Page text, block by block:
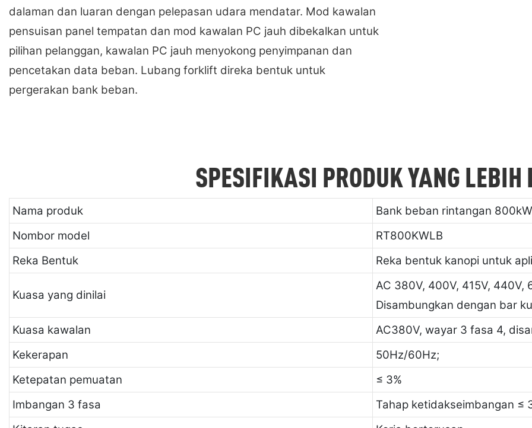
dalaman dan luaran dengan pelepasan udara mendatar. Mod kawalan
pensuisan panel tempatan dan mod kawalan PC jauh dibekalkan untuk
pilihan pelanggan, kawalan PC jauh menyokong penyimpanan dan
pencetakan data beban. Lubang forklift direka bentuk untuk
pergerakan bank beban.
SPESIFIKASI PRODUK YANG
Nama produk
Bank beban rintangan
Nombor model
RT800KWLB
Reka Bentuk
Reka bentuk kanopi untuk
Kuasa yang dinilai
AC 380V, 400V, 415V, 440V,
Disambungkan dengan bar
Kuasa kawalan
AC380V, wayar 3 fasa 4,
Kekerapan
50Hz/60Hz;
Ketepatan pemuatan
≤ 3%
Imbangan 3 fasa
Tahap ketidakseimbangan ≤